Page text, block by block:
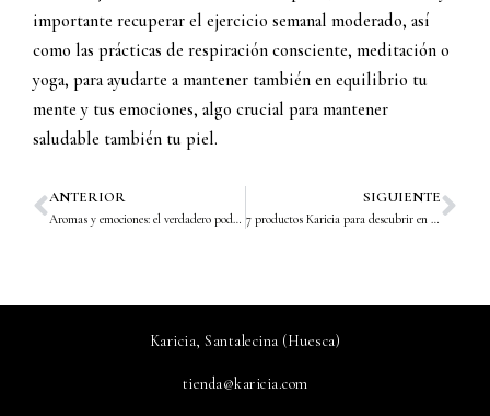
importante recuperar el ejercicio semanal moderado, así
como las prácticas de respiración consciente, meditación o
yoga, para ayudarte a mantener también en equilibrio tu
mente y tus emociones, algo crucial para mantener
saludable también tu piel.
Prev
ANTERIOR SIGUIENTE
Karicia, Santalecina (Huesca)
tienda@karicia.com